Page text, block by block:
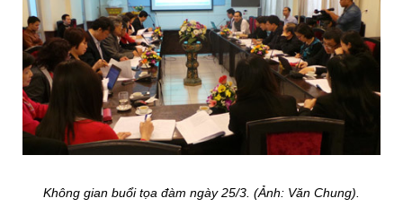
Không gian buổi tọa đàm ngày 25/3. (Ảnh: Văn Chung).